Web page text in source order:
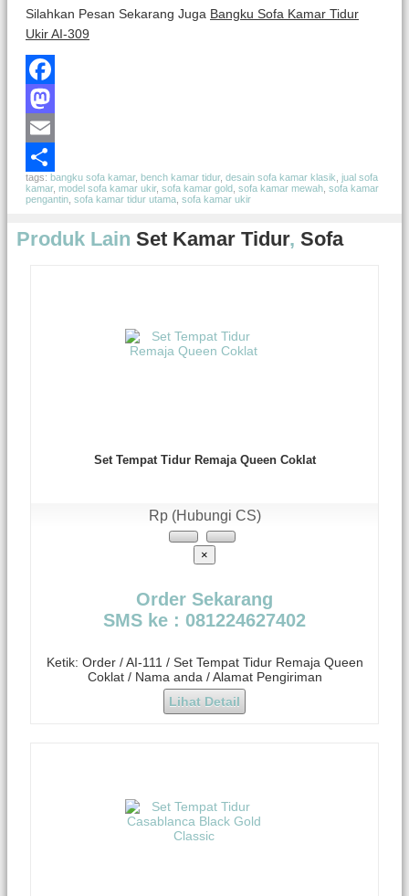
Silahkan Pesan Sekarang Juga Bangku Sofa Kamar Tidur
Ukir AI-309
Facebook
Mastodon
Email
Share
tags: bangku sofa kamar, bench kamar tidur, desain sofa kamar klasik jual sofa
kamar, model sofa kamar ukir, sofa kamar gold sofa kamar mewah sofa kamar
pengantin sofa kamar tidur utama sofa kamar ukir
Produk Lain Set Kamar Tidur, Sofa
Set Tempat Tidur Remaja Queen Coklat
Rp (Hubungi CS)
×
Order Sekarang
SMS ke : 081224627402
Ketik: Order / AI-111 / Set Tempat Tidur Remaja Queen
Coklat / Nama anda / Alamat Pengiriman
Lihat Detail